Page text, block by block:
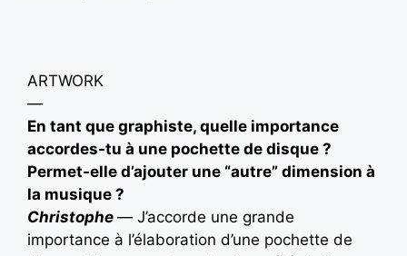
ARTWORK
—
En tant que graphiste, quelle importance
accordes-tu à une pochette de disque ?
Permet-elle d’ajouter une “autre” dimension à
la musique ?
Christophe —J’accorde une grande
importance à l’élaboration d’une pochette de